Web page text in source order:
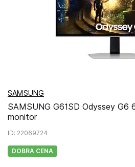
SAMSUNG
SAMSUNG G61SD Odyssey G6
monitor
ID: 22069724
DOBRA CENA